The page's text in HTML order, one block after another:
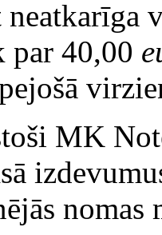
neatkarīga
par 40,00
MK
nomas